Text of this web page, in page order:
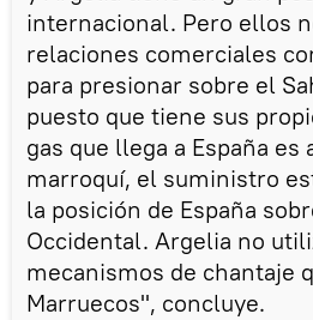
internacional. Pero ellos
relaciones comerciales
para presionar sobre el
puesto que tiene sus
gas que llega a España
marroquí, el suministro
la posición de España
Occidental. Argelia no
mecanismos de chantaje
Marruecos", concluye.